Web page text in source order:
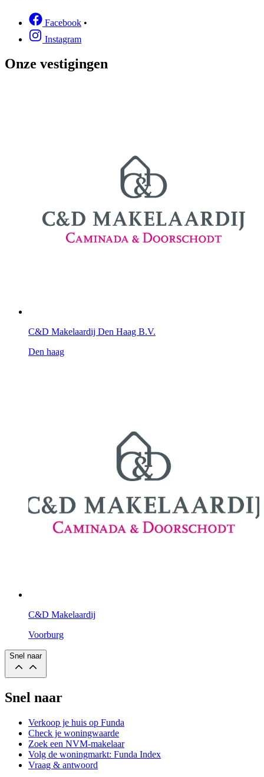
Facebook •
Instagram
Onze vestigingen
C&D Makelaardij Den Haag B.V.
Den haag
C&D Makelaardij
Voorburg
Snel naar
Snel naar
Verkoop je huis op Funda
Check je woningwaarde
Zoek een NVM-makelaar
Volg de woningmarkt: Funda Index
Vraag & antwoord